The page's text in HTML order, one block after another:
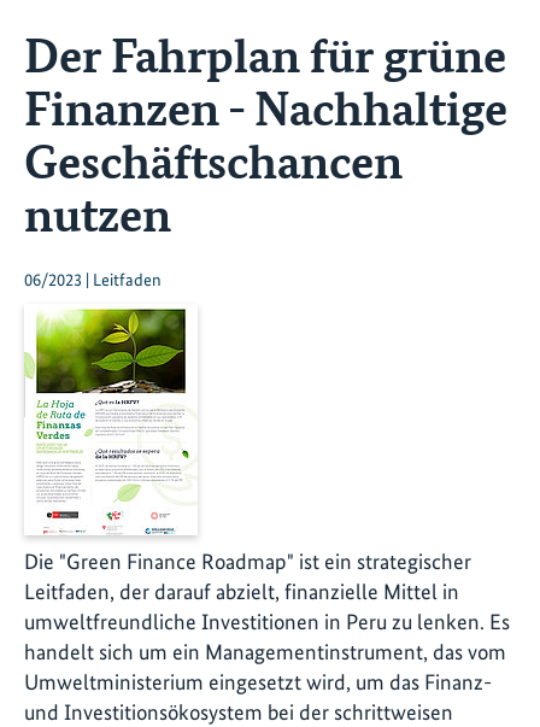
Der Fahrplan für grüne
Finanzen - Nachhaltige
Geschäftschancen
nutzen
06/2023 | Leitfaden
Die "Green Finance Roadmap" ist ein strategischer
Leitfaden, der darauf abzielt, finanzielle Mittel in
umweltfreundliche Investitionen in Peru zu lenken. Es
handelt sich um ein Managementinstrument, das vom
Umweltministerium eingesetzt wird, um das Finanz-
und Investitionsökosystem bei der schrittweisen